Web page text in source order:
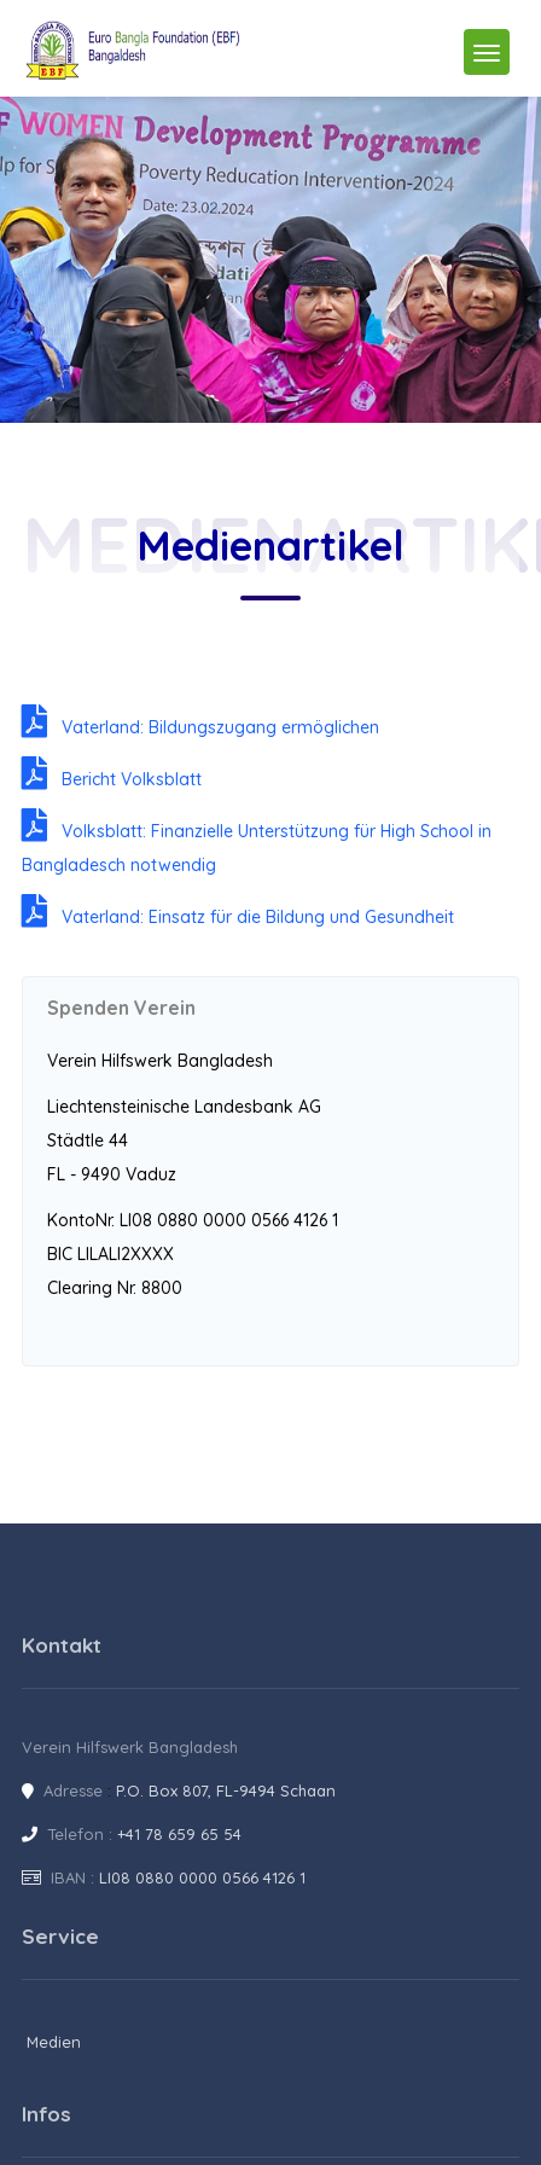
Medienartikel
Vaterland: Bildungszugang ermöglichen
Bericht Volksblatt
Volksblatt: Finanzielle Unterstützung für High School in
Bangladesch notwendig
Vaterland: Einsatz für die Bildung und Gesundheit
Spenden Verein
Verein Hilfswerk Bangladesh
Liechtensteinische Landesbank AG
Städtle 44
FL - 9490 Vaduz
KontoNr. LI08 0880 0000 0566 4126 1
BIC LILALI2XXXX
Clearing Nr. 8800
Kontakt
Verein Hilfswerk Bangladesh
Adresse: P.O. Box 807, FL-9494 Schaan
Telefon : +41 78 659 65 54
IBAN : LI08 0880 0000 0566 4126 1
Service
Medien
Infos